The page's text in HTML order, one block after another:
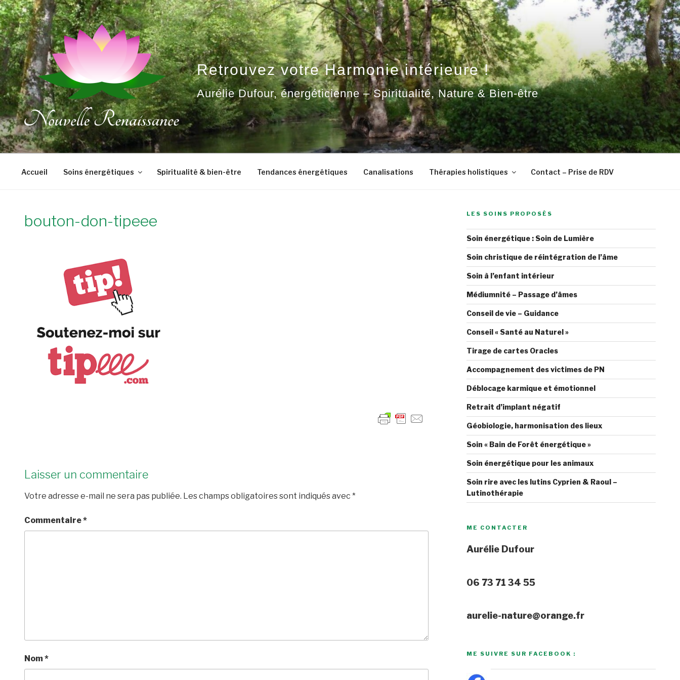
Aller
au
contenu
principal
Retrouvez votre Harmonie intérieure !
Aurélie Dufour, énergéticienne – Spiritualité, Nature & Bien-être
Accueil Soins énergétiques Spiritualité & bien-être Tendances énergétiques Canalisations Thérapies holistiques Contact – Prise de RDV
bouton-don-tipeee
Laisser un commentaire
Votre adresse e-mail ne sera pas publiée. Les champs obligatoires sont indiqués avec *
Commentaire*
Nom*
LES SOINS PROPOSÉS
Soin énergétique : Soin de Lumière
Soin christique de réintégration de l’âme
Soin à l’enfant intérieur
Médiumnité – Passage d’âmes
Conseil de vie – Guidance
Conseil « Santé au Naturel »
Tirage de cartes Oracles
Accompagnement des victimes de PN
Déblocage karmique et émotionnel
Retrait d’implant négatif
Géobiologie, harmonisation des lieux
Soin « Bain de Forêt énergétique »
Soin énergétique pour les animaux
Soin rire avec les lutins Cyprien & Raoul –
Lutinothérapie
ME CONTACTER
Aurélie Dufour
06 73 71 34 55
aurelie-nature@orange.fr
ME SUIVRE SUR FACEBOOK :